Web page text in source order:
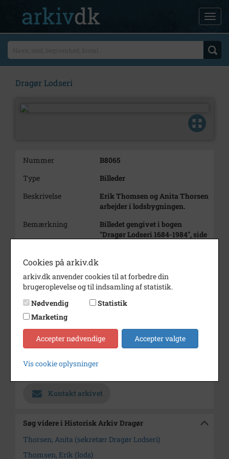
Dragør Lodseri
Nummer
B8065
Type
Billeder
Beskrivelse
Erik Thomsen og Anita Thorsen
arbejder i lodsbygningen.
Bemærkning
Billedet gengivet i bogen
"Dragør Lodseri 1684-1984", side
Periode
Dateringsnote
Dateringen usikker
Fotograf
Dirch Jansen
Se på kort
Type
Sogn (1000-2050)
Arkiv
Kontakt arkivet
Søg videre i Historisk Arkiv Dragør
Thorsen, Anita (sekretær Dragør Lodseri)
Thomsen, Erik (lods)
Cookies på arkiv.dk
arkiv.dk anvender cookies til at forbedre din
brugeroplevelse og til indsamling af statistik.
Nødvendig
Statistik
Marketing
Accepter nødvendige Accepter valgte
Vis cookie oplysninger